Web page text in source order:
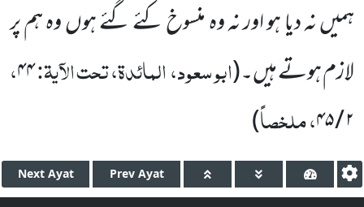
ہمیں نہ دیا ہو اور نہ وہ منسوخ کئے گئے ہوں وہ ہم پر
لازم ہوتے ہیں۔(ابو سعود،المائدۃ، تحت الآیۃ:۴۴،
۲ / ۴۵ ، ملخصاً)
Next Ayat Prev Ayat